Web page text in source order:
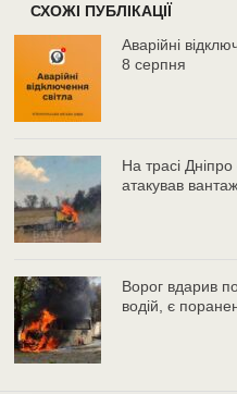
СХОЖІ ПУБЛІКАЦІЇ
Аварійні
8 серпня
На трасі
атакував
Ворог вдарив
водій, є